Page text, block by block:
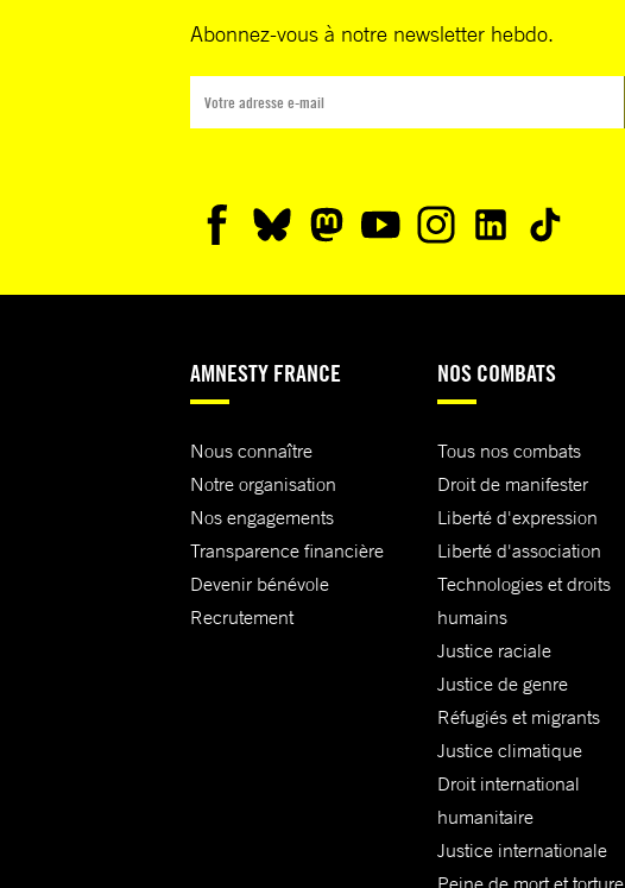
Abonnez-vous à notre newsletter hebdo.
AMNESTY FRANCE
Nous connaître
Notre organisation
Nos engagements
Transparence financière
Devenir bénévole
Recrutement
NOS COMBATS
Tous nos combats
Droit de manifester
Liberté d'expression
Liberté d'association
Technologies et droits
humains
Justice raciale
Justice de genre
Réfugiés et migrants
Justice climatique
Droit international
humanitaire
Justice internationale
Peine de mort et torture